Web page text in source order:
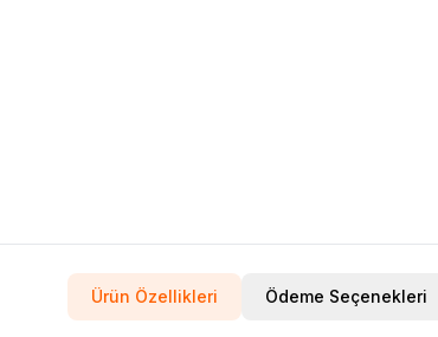
Ürün Özellikleri Ödeme Seçenekleri